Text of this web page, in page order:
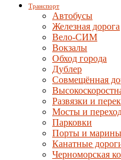
Транспорт
Автобусы
Железная дорога
Вело-СИМ
Вокзалы
Обход города
Дублер
Совмещённая
Развязки и
Мосты и
Парковки
Порты и марины
Канатные
Черноморская